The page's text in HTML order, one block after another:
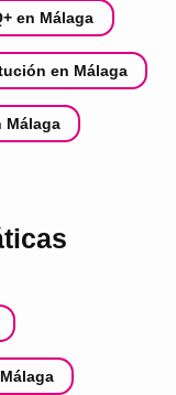
en Málaga
en Málaga
Málaga